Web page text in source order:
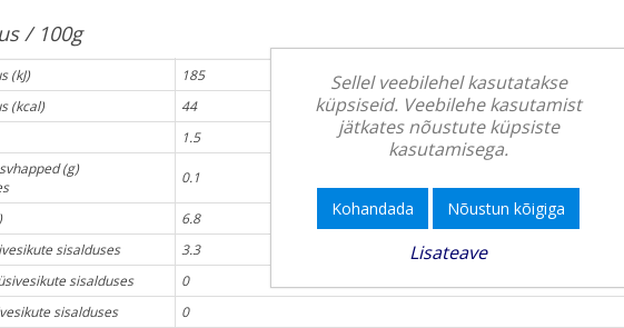
/ 100g
(kJ)
185
(kcal)
44
1.5
(g)
0.1
6.8
sisalduses
3.3
sisalduses
0
sisalduses
0
Sellel veebilehel kasutatakse
küpsiseid. Veebilehe kasutamist
jätkates nõustute küpsiste
kasutamisega.
Kohandada Nõustun kõigiga
Lisateave